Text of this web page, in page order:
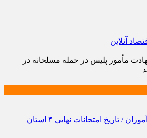
آنلاین
مأمور پلیس در حمله مسلحانه در